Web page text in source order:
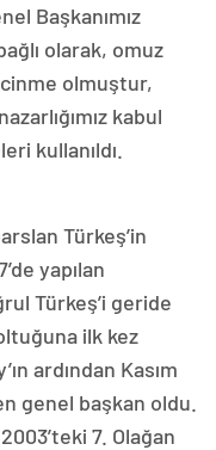
Başkanımız
olarak, omuz
olmuştur,
kabul
kullanıldı.
Türkeş’in
yapılan
Türkeş’i geride
ilk kez
ardından Kasım
genel başkan oldu.
7. Olağan